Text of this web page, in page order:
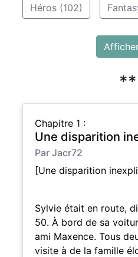
Héros (102)
Chapitre 1 :
Une disparition
Par Jacr72
[Une disparition
Sylvie était en route,
50. À bord de sa
ami Maxence. Tous
visite à de la famille